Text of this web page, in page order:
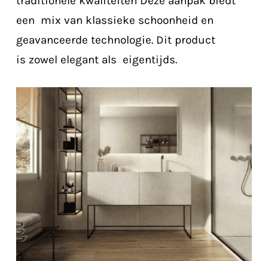
een mix van klassieke schoonheid en
geavanceerde technologie. Dit product
is zowel elegant als eigentijds.